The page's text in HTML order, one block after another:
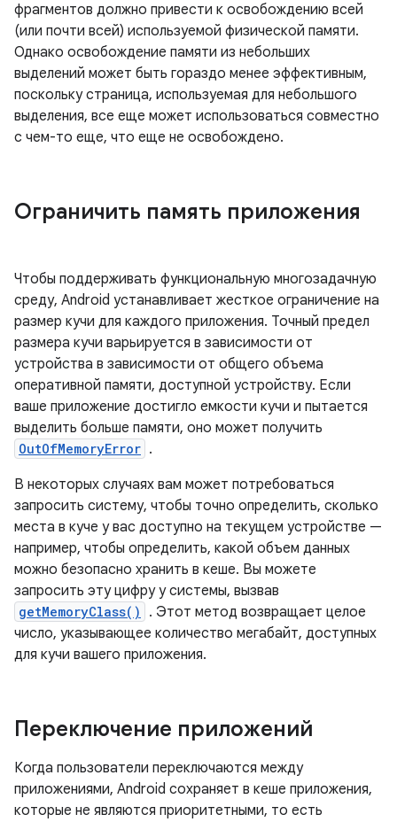
фрагментов должно привести к освобождению всей
(или почти всей) используемой физической памяти.
Однако освобождение памяти из небольших
выделений может быть гораздо менее эффективным,
поскольку страница, используемая для небольшого
выделения, все еще может использоваться совместно
с чем-то еще, что еще не освобождено.
Ограничить память приложения
Чтобы поддерживать функциональную многозадачную
среду, Android устанавливает жесткое ограничение на
размер кучи для каждого приложения. Точный предел
размера кучи варьируется в зависимости от
устройства в зависимости от общего объема
оперативной памяти, доступной устройству. Если
ваше приложение достигло емкости кучи и пытается
выделить больше памяти, оно может получить
OutOfMemoryError .
В некоторых случаях вам может потребоваться
запросить систему, чтобы точно определить, сколько
места в куче у вас доступно на текущем устройстве —
например, чтобы определить, какой объем данных
можно безопасно хранить в кеше. Вы можете
запросить эту цифру у системы, вызвав
getMemoryClass()
. Этот метод возвращает целое
число, указывающее количество мегабайт, доступных
для кучи вашего приложения.
Переключение приложений
Когда пользователи переключаются между
приложениями, Android сохраняет в кеше приложения,
которые не являются приоритетными, то есть